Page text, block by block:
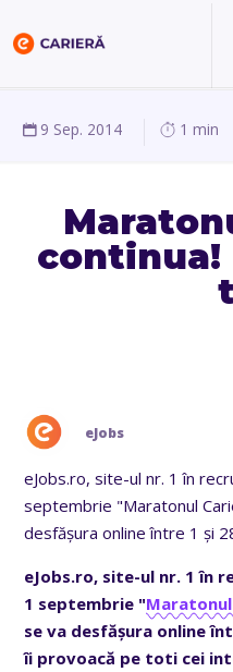
9 Sep. 2014 1 min
continua!
eJobs
eJobs.ro, site-ul nr. 1 în
septembrie "Maratonul
desfășura online între 1 și
eJobs.ro, site-ul nr. 1 în
1 septembrie "
se va desfășura online
îi provoacă pe toti cei